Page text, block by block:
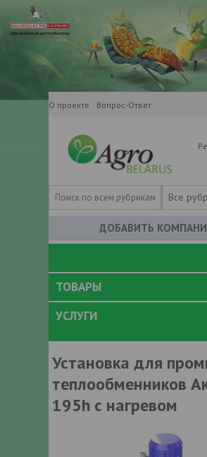
О проекте Вопрос-Ответ
Все
ДОБАВИТЬ
ТОВАРЫ
УСЛУГИ
Установка для
теплообменников
195h с нагревом